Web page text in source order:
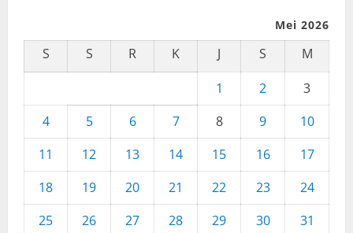
Mei 2026
S S R K J S
M
1
2
3
4
5 6 7 8 9
10
11
12 13 14 15 16
17
18
19 20 21 22 23
24
25
26 27 28 29 30
31